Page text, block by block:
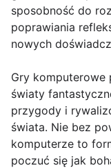
sposobność do
poprawiania
nowych
Gry komputerowe
światy
przygody i
świata. Nie bez
komputerze to
poczuć się jak